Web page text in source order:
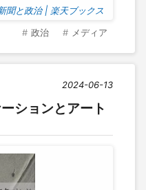
聞と政治 | 楽天ブックス
政治 メディア
2024-06-13
ションとアート